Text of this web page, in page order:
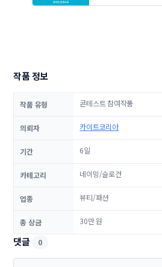
작품 정보
작품 유형 콘테스트 참여작품
의뢰자 카이트코리아
기간 6일
카테고리 네이밍/슬로건
업종 뷰티/패션
총 상금 30만 원
댓글 0